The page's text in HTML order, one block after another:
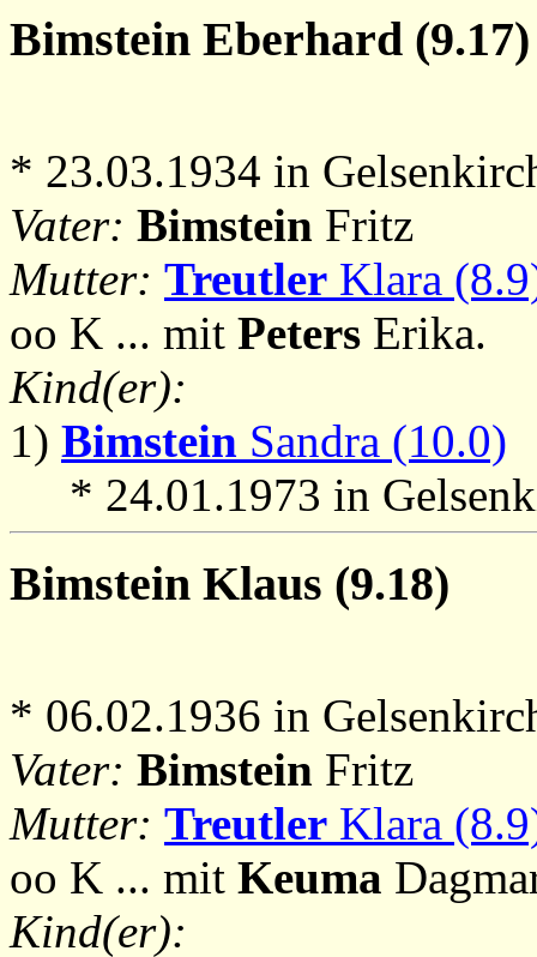
Bimstein Eberhard (9.17)
* 23.03.1934 in
Vater: Bimstein Fritz
Mutter: Treutler Klara
oo K ... mit Peters Erika.
Kind(er):
1) Bimstein Sandra (10.0)
* 24.01.1973 in
Bimstein Klaus (9.18)
* 06.02.1936 in
Vater: Bimstein Fritz
Mutter: Treutler Klara
oo K ... mit Keuma
Kind(er):